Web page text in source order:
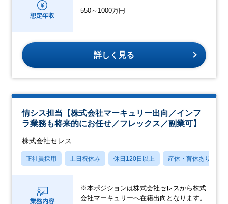
想定年収
550～1000万円
詳しく見る
情シス担当【株式会社マーキュリー出向／インフ
ラ業務も将来的にお任せ／フレックス／副業可】
株式会社セレス
正社員採用 土日祝休み 休日120日以上 産休・育休あり
業務内容
※本ポジションは株式会社セレスから株式
会社マーキュリーへ在籍出向となります。